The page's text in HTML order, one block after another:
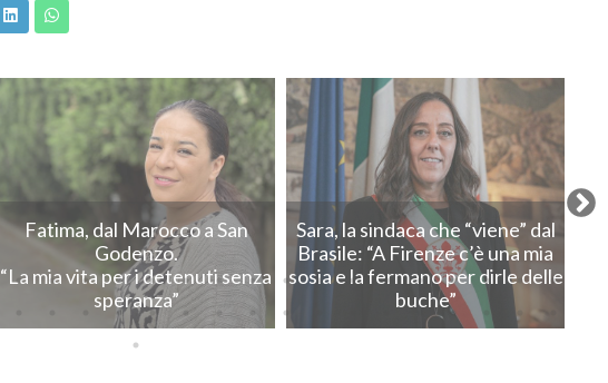
Fatima, dal Marocco a San
Godenzo.
“La mia vita per i detenuti senza
speranza”
Sara, la sindaca che “viene” dal
Brasile: “A Firenze c’è una mia
sosia e la fermano per dirle delle
buche”
Next